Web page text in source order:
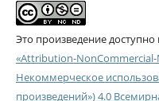
Это произведение доступно
«Attribution-
Некоммерческое
произведений») 4.0